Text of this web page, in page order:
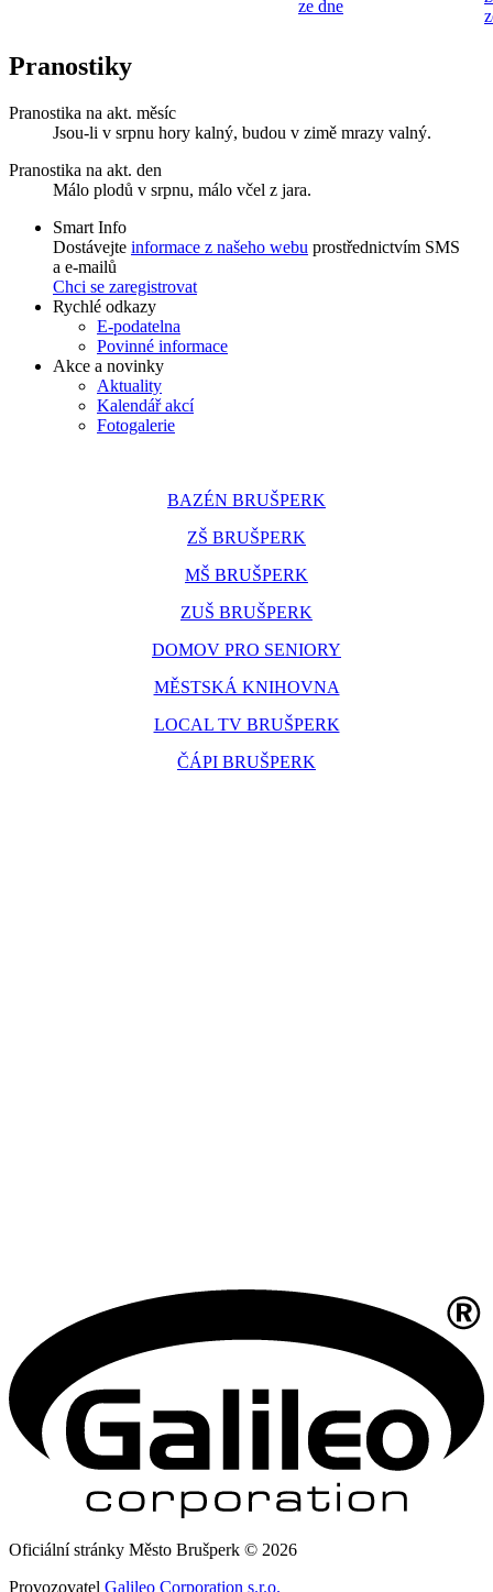
ze dne
Pranostiky
Pranostika na akt. měsíc
Jsou-li v srpnu hory kalný, budou v zimě mrazy valný.
Pranostika na akt. den
Málo plodů v srpnu, málo včel z jara.
Smart Info
Dostávejte informace z našeho webu prostřednictvím SMS
a e-mailů
Chci se zaregistrovat
Rychlé odkazy
E-podatelna
Povinné informace
Akce a novinky
Aktuality
Kalendář akcí
Fotogalerie
BAZÉN BRUŠPERK
ZŠ BRUŠPERK
MŠ BRUŠPERK
ZUŠ BRUŠPERK
DOMOV PRO SENIORY
MĚSTSKÁ KNIHOVNA
LOCAL TV BRUŠPERK
ČÁPI BRUŠPERK
Oficiální stránky Město Brušperk © 2026
Provozovatel Galileo Corporation s.r.o.